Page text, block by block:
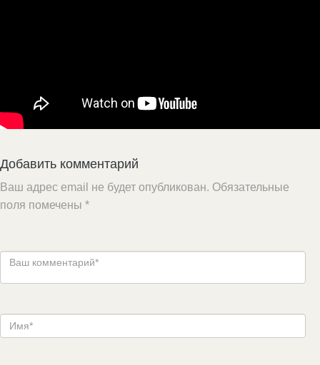
Добавить комментарий
Ваш адрес email не будет опубликован. Обязательные
поля помечены *